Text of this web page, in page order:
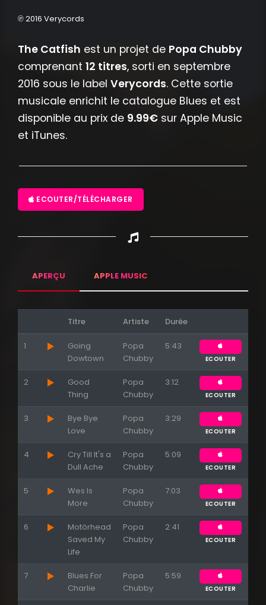
℗ 2016 Verycords
The Catfish est un projet de Popa Chubby
comprenant 12 titres, sorti en septembre
2016 sous le label Verycords. Cette sortie
musicale enrichit le catalogue Blues et est
disponible au prix de 9.99€ sur Apple Music
et iTunes.
ECOUTER/TÉLÉCHARGER
APERÇU APPLE MUSIC
Titre Artiste Durée
1
Going
Dowtown
Popa
Chubby
5:43
ECOUTER
2
Good
Thing
Popa
Chubby
3:12
ECOUTER
3
Bye Bye
Love
Popa
Chubby
3:29
ECOUTER
4
Cry Till It's a
Dull Ache
Popa
Chubby
5:09
ECOUTER
5
Wes Is
More
Popa
Chubby
7:03
ECOUTER
6
Motörhead
Saved My
Life
Popa
Chubby
2:41
ECOUTER
7
Blues For
Charlie
Popa
Chubby
5:59
ECOUTER